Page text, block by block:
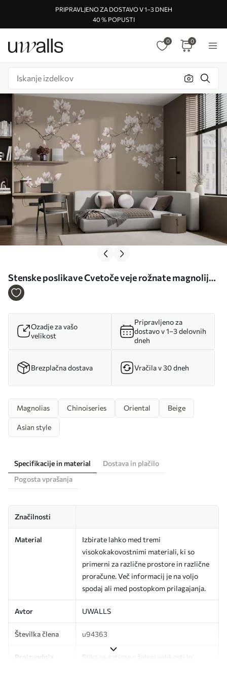
PRIPRAVLJENO ZA DOSTAVO V 1–3 DNEH
40 % POPUSTI
0 0
Stenske poslikave Cvetoče veje rožnate magnolije
Št. u94363
Ozadje za vašo
velikost
Pripravljeno za
dostavo v 1–3 delovnih
dneh
Brezplačna dostava Vračila v 30 dneh
Magnolias Chinoiseries Oriental Beige
Asian style
Specifikacije in material
Dostava in plačilo
Pogosta vprašanja
Značilnosti
Material
Izbirate lahko med tremi
visokokakovostnimi materiali, ki so
primerni za različne prostore in različne
proračune. Več informacij je na voljo
spodaj ali med postopkom prilagajanja.
Avtor UWALLS
Številka člena u94363
Proizvodnja
Slika se natisne v želeni velikosti in